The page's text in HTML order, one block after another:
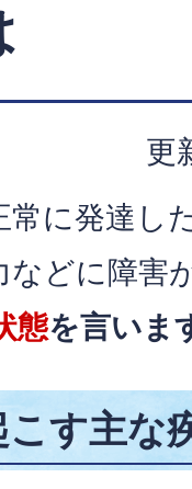
更
常に発達し
などに障害
態を言いま
す主な